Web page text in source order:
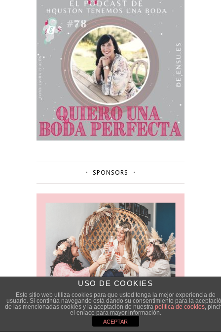
SPONSORS
USO DE COOKIES
Este sitio web utiliza cookies para que usted tenga la mejor experiencia de
usuario. Si continúa navegando está dando su consentimiento para la
de las mencionadas cookies y la aceptación de nuestra política de cookies,
el enlace para mayor información.
ACEPTAR